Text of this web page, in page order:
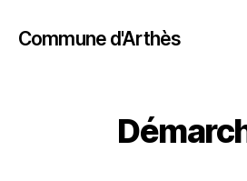
Commune d'Arthès